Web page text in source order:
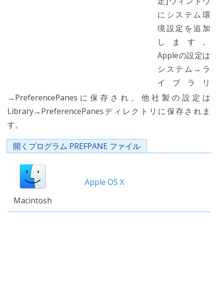
にシステム環
境設定を追加
します。
Appleの設定は
システム→ラ
イブラリ
→PreferencePanesに保存され、他社製の設定は
Library→PreferencePanesディレクトリに保存されま
す。
開くプログラム PREFPANE ファイル
Macintosh
Apple OS X